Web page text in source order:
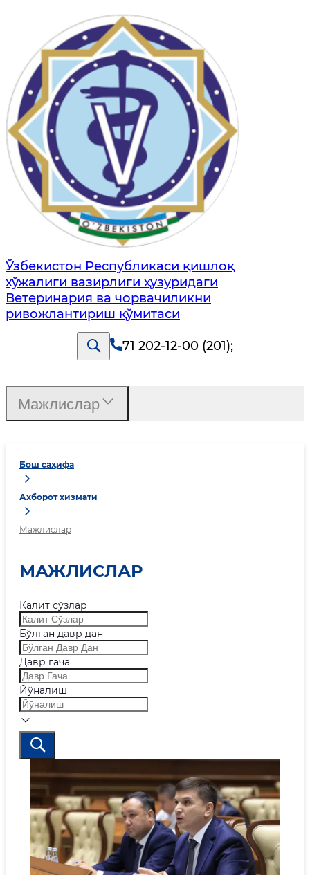
Ўзбекистон Республикаси қишлоқ
хўжалиги вазирлиги ҳузуридаги
Ветеринария ва чорвачиликни
ривожлантириш қўмитаси
71 202-12-00 (201);
Бош саҳифа
Ахборот хизмати
Мажлислар
МАЖЛИСЛАР
Калит сўзлар
Бўлган давр дан
Давр гача
Йўналиш
Мажлислар